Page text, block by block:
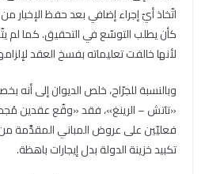
اتّخاذ أيّ إجراء إضافي بعد حفظ الإخبار من
كأن يطلب التوسّع في التحقيق. كما لم
لأنها خالفت تعليماته بفسخ العقد
وبالنسبة للجرّاح، خلص الديوان إلى
«تاتش – الرينغ»، فقد «وقّع عقدين
فعليّين على عروض المباني المقدَّمة
تكبيد خزينة الدولة بدل إيجارات باهظة.